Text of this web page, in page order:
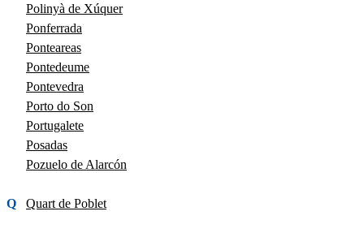
Polinyà de Xúquer
Ponferrada
Ponteareas
Pontedeume
Pontevedra
Porto do Son
Portugalete
Posadas
Pozuelo de Alarcón
Q Quart de Poblet